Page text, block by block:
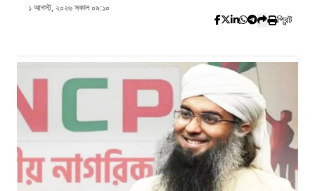
১ আগস্ট, ২০২৬ সকাল ০৯:১০
প্রিন্ট